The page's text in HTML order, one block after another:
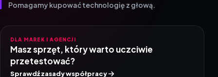
Pomagamy kupować technologię z głową.
DLA MAREK I AGENCJI
Masz sprzęt, który warto uczciwie
przetestować?
Sprawdź zasady współpracy